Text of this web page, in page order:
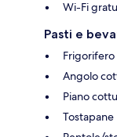
Wi-Fi
Pasti e
Frigorifero
Angolo
Piano
Tostapane